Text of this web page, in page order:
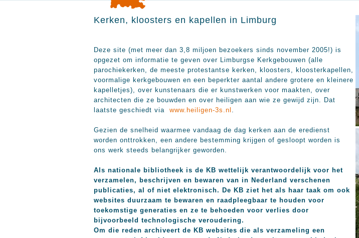
Kerken, kloosters en kapellen in Limburg
Deze site (met meer dan 3,8 miljoen bezoekers sinds november 2005!) is
opgezet om informatie te geven over Limburgse Kerkgebouwen (alle
parochiekerken, de meeste protestantse kerken, kloosters, kloosterkapellen,
voormalige kerkgebouwen en een beperkter aantal andere grotere en kleinere
kapelletjes), over kunstenaars die er kunstwerken voor maakten, over
architecten die ze bouwden en over heiligen aan wie ze gewijd zijn. Dat
laatste geschiedt via www.heiligen-3s.nl .
Gezien de snelheid waarmee vandaag de dag kerken aan de eredienst
worden onttrokken, een andere bestemming krijgen of gesloopt worden is
ons werk steeds belangrijker geworden.
Als nationale bibliotheek is de KB wettelijk verantwoordelijk voor het
verzamelen, beschrijven en bewaren van in Nederland verschenen
publicaties, al of niet elektronisch. De KB ziet het als haar taak om ook
websites duurzaam te bewaren en raadpleegbaar te houden voor
toekomstige generaties en ze te behoeden voor verlies door
bijvoorbeeld technologische veroudering.
Om die reden archiveert de KB websites die als verzameling een